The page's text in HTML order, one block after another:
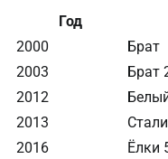
Год
2000
Брат
2003
Брат
2012
2013
2016
Ёлки